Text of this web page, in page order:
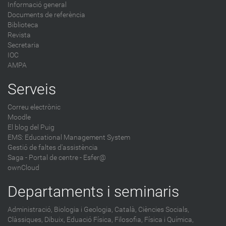
Informació general
Documents de referència
Biblioteca
Revista
Secretaria
IOC
AMPA
Serveis
Correu electrònic
Moodle
El blog del Puig
EMS: Educational Management System
Gestió de faltes d'assistència
Saga - Portal de centre - Esfer@
ownCloud
Departaments i seminaris
Administració, Biologia i Geologia, Català, Ciències Socials,
Clàssiques, Dibuix, Eduació Física, Filosofia, Física i Química,